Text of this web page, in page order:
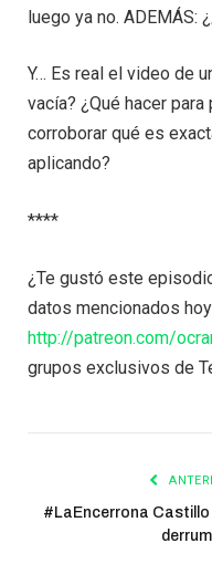
luego ya no. ADEMÁS:
Y… Es real el video de
vacía? ¿Qué hacer
corroborar qué es
aplicando?
****
¿Te gustó este
datos mencionados
http://patreon.com/
grupos exclusivos de
#LaEncerrona Castillo